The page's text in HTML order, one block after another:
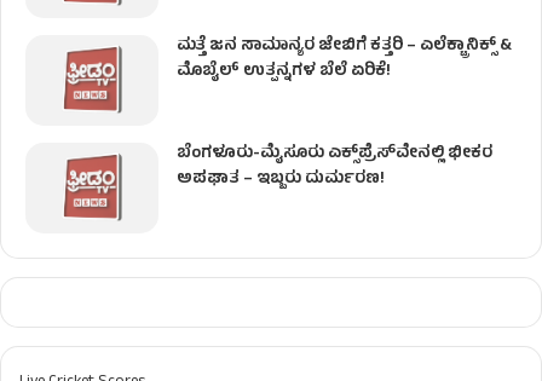
ಮತ್ತೆ ಜನ ಸಾಮಾನ್ಯರ ಜೇಬಿಗೆ ಕತ್ತರಿ – ಎಲೆಕ್ಟ್ರಾನಿಕ್ಸ್ &
ಮೊಬೈಲ್ ಉತ್ಪನ್ನಗಳ ಬೆಲೆ ಏರಿಕೆ!
ಬೆಂಗಳೂರು-ಮೈಸೂರು ಎಕ್ಸ್‌ಪ್ರೆಸ್‌ವೇನಲ್ಲಿ ಭೀಕರ
ಅಪಘಾತ – ಇಬ್ಬರು ದುರ್ಮರಣ!